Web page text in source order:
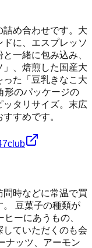
め合わせです。大
に、エスプレッソ
一緒に包み込み、
、焙煎した国産大
た「豆乳きなこ大
形のパッケージの
ッタリサイズ。末広
すめです。
時などに常温で買
。 豆菓子の種類が
ーにあうもの、
ていただくのも会
ナッツ、アーモン